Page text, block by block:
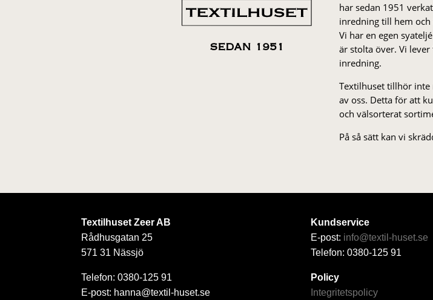
SEDAN 1951
har sedan 1951
inredning till hem och
Vi har en egen
är stolta över. Vi
inredning.
Textilhuset tillhör inte
av oss. Detta för att
och välsorterat
På så sätt kan vi
Textilhuset Zeer AB
Rådhusgatan 25
571 31 Nässjö
Telefon: 0380-125 91
E-post: hanna@textil-huset.se
Kundservice
E-post: info@textil-huset.se
Telefon: 0380-125 91
Policy
Integritetspolicy